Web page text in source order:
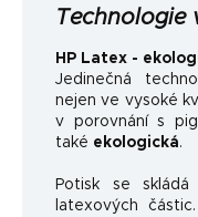
Technologie
HP Latex -
Jedinečná
nejen ve vysoké
v porovnání s
také ekologická.
Potisk se
latexových